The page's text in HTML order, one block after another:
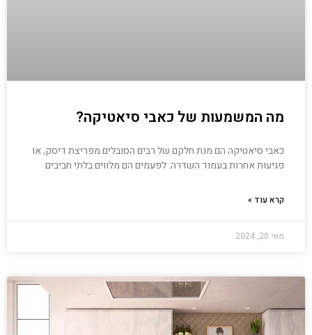
מה המשמעות של כאבי סיאטיקה?
כאבי סיאטיקה הם מנת חלקם של רבים הסובלים מפריצת דיסק, או
פגיעות אחרות בעמוד השדרה. לפעמים הם מלווים בלתי חביבים
קרא עוד »
מאי 20, 2024